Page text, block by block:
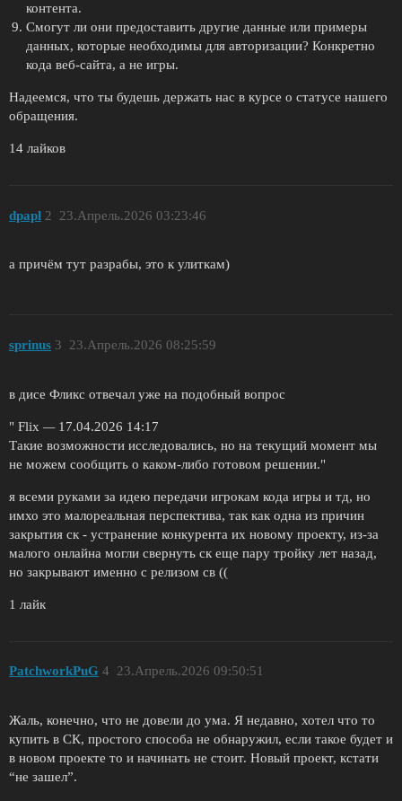
контента.
Смогут ли они предоставить другие данные или примеры
данных, которые необходимы для авторизации? Конкретно
кода веб-сайта, а не игры.
Надеемся, что ты будешь держать нас в курсе о статусе нашего
обращения.
14 лайков
dpapl 23.Апрель.2026 03:23:46
2
а причём тут разрабы, это к улиткам)
sprinus 23.Апрель.2026 08:25:59
3
в дисе Фликс отвечал уже на подобный вопрос
" Flix —17.04.2026 14:17
Такие возможности исследовались, но на текущий момент мы
не можем сообщить о каком-либо готовом решении."
я всеми руками за идею передачи игрокам кода игры и тд, но
имхо это малореальная перспектива, так как одна из причин
закрытия ск - устранение конкурента их новому проекту, из-за
малого онлайна могли свернуть ск еще пару тройку лет назад,
но закрывают именно с релизом св ((
1 лайк
PatchworkPuG 23.Апрель.2026 09:50:51
4
Жаль, конечно, что не довели до ума. Я недавно, хотел что то
купить в СК, простого способа не обнаружил, если такое будет и
в новом проекте то и начинать не стоит. Новый проект, кстати
“не зашел”.